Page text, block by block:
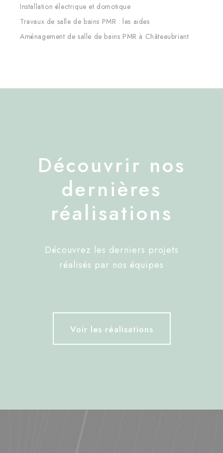
Installation électrique et domotique
Travaux de salle de bains PMR : les aides
Aménagement de salle de bains PMR à Châteaubriant
Découvrir nos
dernières
réalisations
Découvrez les derniers projets
réalisés par nos équipes
Voir les réalisations